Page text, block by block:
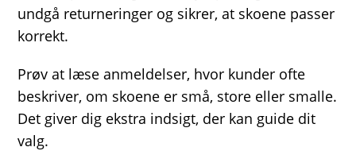
undgå returneringer og sikrer, at skoene passer
korrekt.
Prøv at læse anmeldelser, hvor kunder ofte
beskriver, om skoene er små, store eller smalle.
Det giver dig ekstra indsigt, der kan guide dit
valg.